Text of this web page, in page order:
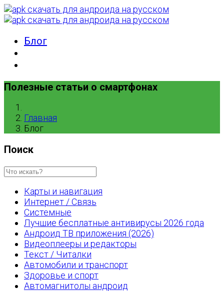
Блог
Полезные статьи о смартфонах
Главная
Блог
Поиск
Карты и навигация
Интернет / Связь
Системные
Лучшие бесплатные антивирусы 2026 года
Андроид ТВ приложения (2026)
Видеоплееры и редакторы
Текст / Читалки
Автомобили и транспорт
Здоровье и спорт
Автомагнитолы андроид